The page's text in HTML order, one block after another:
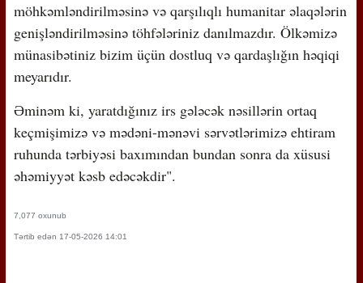
möhkəmləndirilməsinə və qarşılıqlı humanitar əlaqələrin
genişləndirilməsinə töhfələriniz danılmazdır. Ölkəmizə
münasibətiniz bizim üçün dostluq və qardaşlığın həqiqi
meyarıdır.
Əminəm ki, yaratdığınız irs gələcək nəsillərin ortaq
keçmişimizə və mədəni-mənəvi sərvətlərimizə ehtiram
ruhunda tərbiyəsi baxımından bundan sonra da xüsusi
əhəmiyyət kəsb edəcəkdir".
7,077 oxunub
Tərtib edən 17-05-2026 14:01